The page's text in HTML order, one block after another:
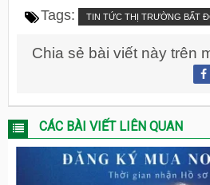
Tags: TIN TỨC THỊ TRƯỜNG BẤT
Chia sẻ bài viết này trên
CÁC BÀI VIẾT LIÊN QUAN